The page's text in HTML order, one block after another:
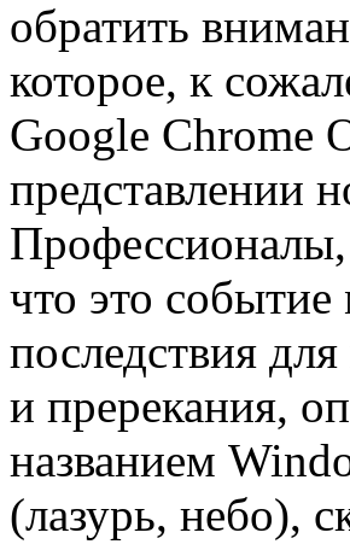
обратить
которое, к
Google Chrome
представлении
что это
последствия
и пререкания,
названием
(лазурь, небо),